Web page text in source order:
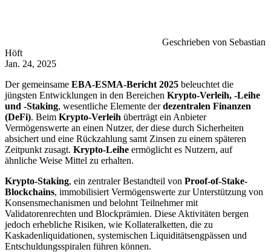
Geschrieben von Sebastian
Höft
Jan. 24, 2025
Der gemeinsame EBA-ESMA-Bericht 2025 beleuchtet die
jüngsten Entwicklungen in den Bereichen Krypto-Verleih, -Leihe
und -Staking, wesentliche Elemente derdezentralen Finanzen
(DeFi). Beim Krypto-Verleih überträgt ein Anbieter
Vermögenswerte an einen Nutzer, der diese durch Sicherheiten
absichert und eine Rückzahlung samt Zinsen zu einem späteren
Zeitpunkt zusagt. Krypto-Leihe ermöglicht es Nutzern, auf
ähnliche Weise Mittel zu erhalten.
Krypto-Staking, ein zentraler Bestandteil von Proof-of-Stake-
Blockchains, immobilisiert Vermögenswerte zur Unterstützung von
Konsensmechanismen und belohnt Teilnehmer mit
Validatorenrechten und Blockprämien. Diese Aktivitäten bergen
jedoch erhebliche Risiken, wie Kollateralketten, die zu
Kaskadenliquidationen, systemischen Liquiditätsengpässen und
Entschuldungsspiralen führen können.